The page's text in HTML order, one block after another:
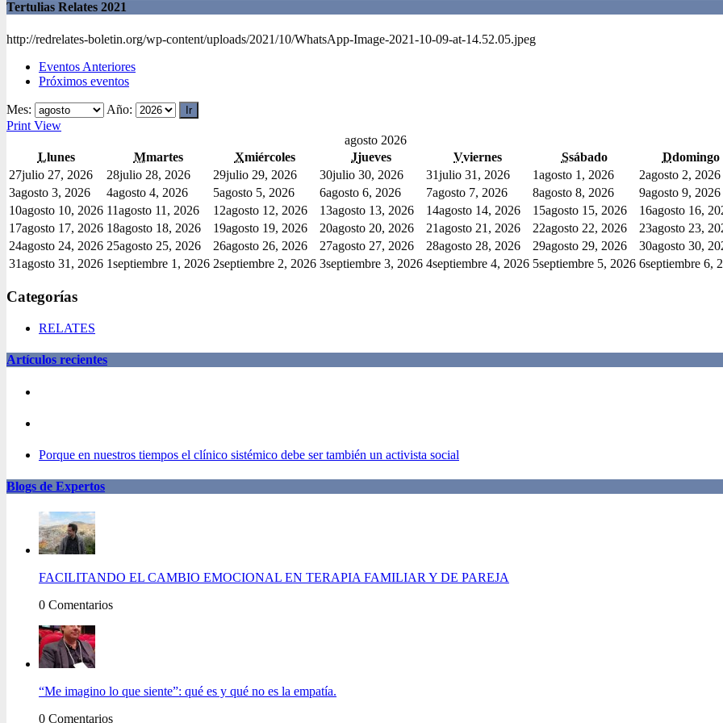
Tertulias Relates 2021
http://redrelates-boletin.org/wp-content/uploads/2021/10/WhatsApp-Image-2021-10-09-at-14.52.05.jpeg
Eventos Anteriores
Próximos eventos
Mes:
Año:
Print View
agosto 2026
Llunes Mmartes Xmiércoles Jjueves Vviernes Ssábado Ddomingo
27julio 27, 2026 28julio 28, 2026 29julio 29, 2026 30julio 30, 2026 31julio 31, 2026 1agosto 1, 2026 2agosto 2, 2026
3agosto 3, 2026 4agosto 4, 2026 5agosto 5, 2026 6agosto 6, 2026 7agosto 7, 2026 8agosto 8, 2026 9agosto 9, 2026
10agosto 10, 2026 11agosto 11, 2026 12agosto 12, 2026 13agosto 13, 2026 14agosto 14, 2026 15agosto 15, 2026 16agosto 16,
17agosto 17, 2026 18agosto 18, 2026 19agosto 19, 2026 20agosto 20, 2026 21agosto 21, 2026 22agosto 22, 2026 23agosto 23,
24agosto 24, 2026 25agosto 25, 2026 26agosto 26, 2026 27agosto 27, 2026 28agosto 28, 2026 29agosto 29, 2026 30agosto 30,
31agosto 31, 2026 1septiembre 1, 2026 2septiembre 2, 2026 3septiembre 3, 2026 4septiembre 4, 2026 5septiembre 5, 2026 6septiembre 6,
Categorías
RELATES
Artículos recientes
Porque en nuestros tiempos el clínico sistémico debe ser también un activista social
Blogs de Expertos
FACILITANDO EL CAMBIO EMOCIONAL EN TERAPIA FAMILIAR Y DE PAREJA
0 Comentarios
“Me imagino lo que siente”: qué es y qué no es la empatía.
0 Comentarios